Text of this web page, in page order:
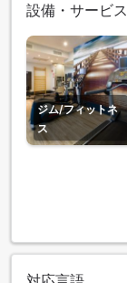
設備・サービス
ジム/フィットネ
ス